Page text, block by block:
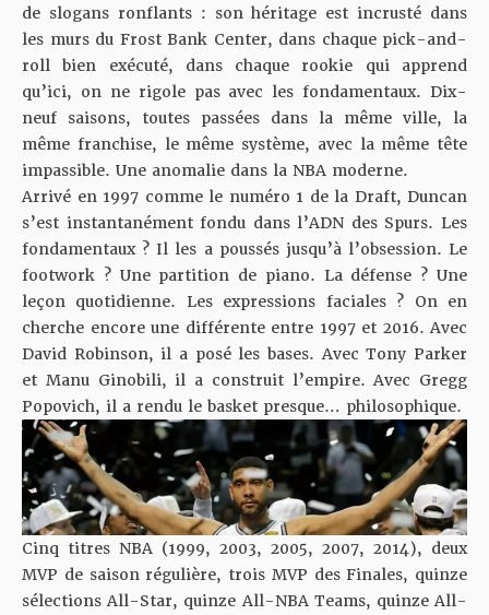
de slogans ronflants : son héritage est incrusté dans
les murs du Frost Bank Center, dans chaque pick-and-
roll bien exécuté, dans chaque rookie qui apprend
qu’ici, on ne rigole pas avec les fondamentaux. Dix-
neuf saisons, toutes passées dans la même ville, la
même franchise, le même système, avec la même tête
impassible. Une anomalie dans la NBA moderne.
Arrivé en 1997 comme le numéro 1 de la Draft, Duncan
s’est instantanément fondu dans l’ADN des Spurs. Les
fondamentaux ? Il les a poussés jusqu’à l’obsession. Le
footwork ? Une partition de piano. La défense ? Une
leçon quotidienne. Les expressions faciales ? On en
cherche encore une différente entre 1997 et 2016. Avec
David Robinson, il a posé les bases. Avec Tony Parker
et Manu Ginobili, il a construit l’empire. Avec Gregg
Popovich, il a rendu le basket presque… philosophique.
Cinq titres NBA (1999, 2003, 2005, 2007, 2014), deux
MVP de saison régulière, trois MVP des Finales, quinze
sélections All-Star, quinze All-NBA Teams, quinze All-